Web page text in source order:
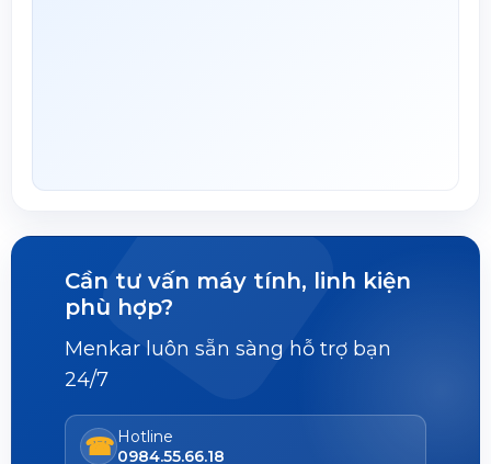
Cần tư vấn máy tính, linh kiện
phù hợp?
Menkar luôn sẵn sàng hỗ trợ bạn
24/7
☎ Hotline
0984.55.66.18